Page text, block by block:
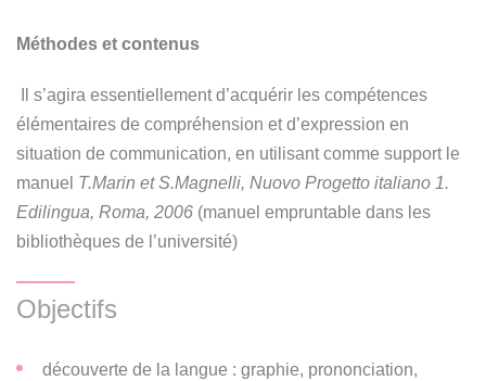
Méthodes et contenus
Il s’agira essentiellement d’acquérir les compétences
élémentaires de compréhension et d’expression en
situation de communication, en utilisant comme support le
manuel T.Marin et S.Magnelli, Nuovo Progetto italiano 1.
Edilingua, Roma, 2006 (manuel empruntable dans les
bibliothèques de l’université)
Objectifs
découverte de la langue : graphie, prononciation,